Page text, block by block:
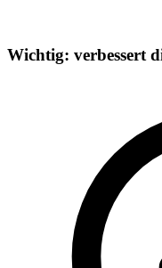
Wichtig: verbessert